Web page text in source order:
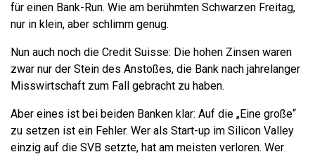
für einen Bank-Run. Wie am berühmten Schwarzen Freitag,
nur in klein, aber schlimm genug.
Nun auch noch die Credit Suisse: Die hohen Zinsen waren
zwar nur der Stein des Anstoßes, die Bank nach jahrelanger
Misswirtschaft zum Fall gebracht zu haben.
Aber eines ist bei beiden Banken klar: Auf die „Eine große“
zu setzen ist ein Fehler. Wer als Start-up im Silicon Valley
einzig auf die SVB setzte, hat am meisten verloren. Wer